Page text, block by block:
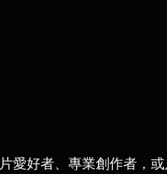
愛好者、專業創作者，